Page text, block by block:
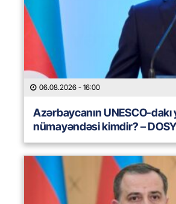
06.08.2026 - 16:00
Azərbaycanın UNESCO-dakı
nümayəndəsi kimdir? –